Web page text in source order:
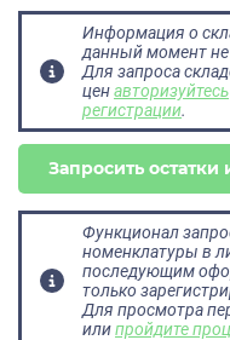
Информация о
данный момент не
Для запроса
ценавторизуйтесь
регистрации.
Запросить остатки
Функционал
номенклатуры в
последующим
только
Для просмотра
илипройдите